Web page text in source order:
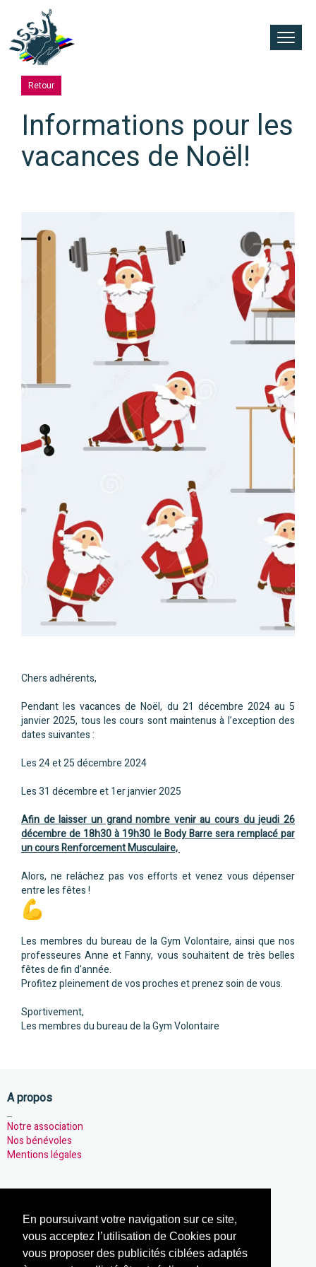
En poursuivant votre navigation sur ce site,
vous acceptez l’utilisation de Cookies pour
vous proposer des publicités ciblées adaptés
Retour
Informations pour les
vacances de Noël!
Chers adhérents,
Pendant les vacances de Noël, du 21 décembre 2024 au 5
janvier 2025, tous les cours sont maintenus à l’exception des
dates suivantes :
Les 24 et 25 décembre 2024
Les 31 décembre et 1er janvier 2025
Afin de laisser un grand nombre venir au cours du jeudi 26
décembre de 18h30 à 19h30 le Body Barre sera remplacé par
un coursRenforcement Musculaire,
Alors, ne relâchez pas vos efforts et venez vous dépenser
entre les fêtes !
Les membres du bureau de la Gym Volontaire, ainsi que nos
professeures Anne et Fanny, vous souhaitent de très belles
fêtes de fin d'année.
Profitez pleinement de vos proches et prenez soin de vous.
Sportivement,
Les membres du bureau de la Gym Volontaire
A propos
Notre association
Nos bénévoles
Mentions légales
Nos activités
Notre actualités
Règlement intérieur